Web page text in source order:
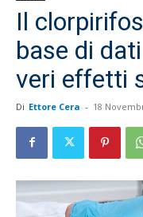
Il
base di
veri effetti
Di Ettore Cera - 18